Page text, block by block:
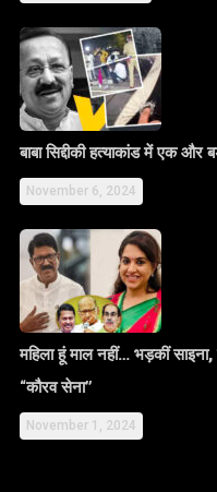
बाबा सिद्दीकी हत्याकांड में एक और
November 6, 2024
महिला हूं माल नहीं… भड़कीं
“कौरव सेना”
November 1, 2024